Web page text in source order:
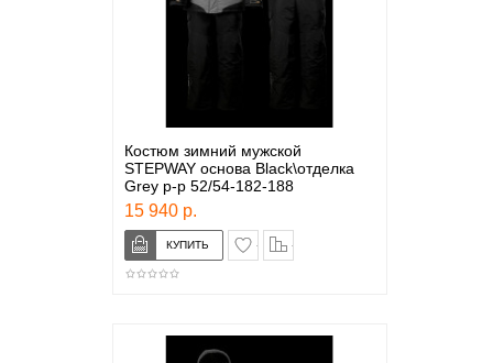
Костюм зимний мужской
STEPWAY основа Black\отделка
Grey р-р 52/54-182-188
15 940 р.
в закладки